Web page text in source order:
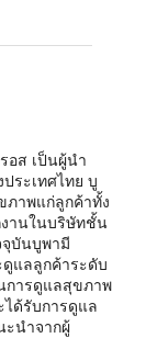
อส เป็นผู้นำ
ระเทศไทย บู
าพแก่ลูกค้าทั้ง
านในบริษัทชั้น
จุบันบูพามี
ดูแลลูกค้าระดับ
การดูแลสุขภาพ
ด้รับการดูแล
ะนำจากผู้